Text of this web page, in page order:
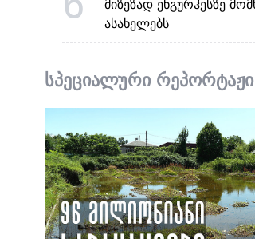
ასახელებს
სპეციალური რეპორტაჟი